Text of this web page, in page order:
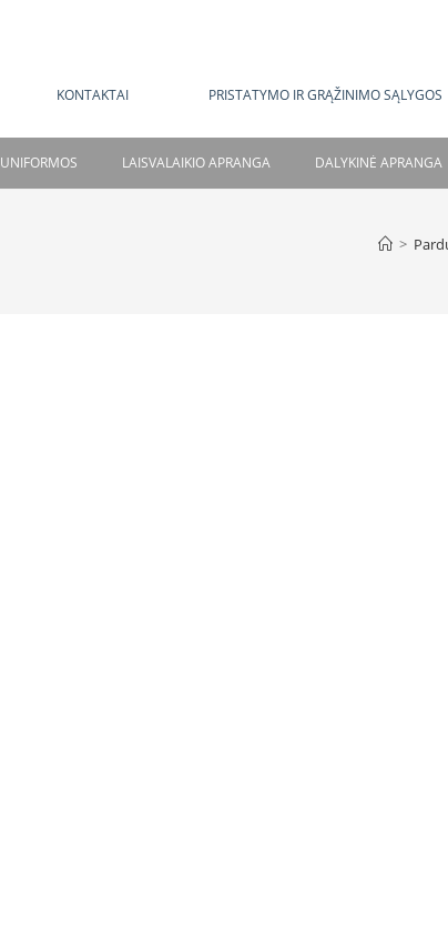
KONTAKTAI PRISTATYMO IR GRĄŽINIMO SĄLYGOS
UNIFORMOS LAISVALAIKIO APRANGA DALYKINĖ APRANGA
>